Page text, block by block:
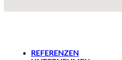
REFERENZEN